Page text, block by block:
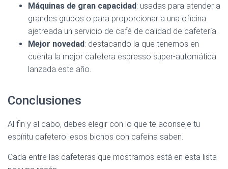
Máquinas de gran capacidad: usadas para atender a
grandes grupos o para proporcionar a una oficina
ajetreada un servicio de café de calidad de cafetería.
Mejor novedad: destacando la que tenemos en
cuenta la mejor cafetera espresso super-automática
lanzada este año.
Conclusiones
Al fin y al cabo, debes elegir con lo que te aconseje tu
espíritu cafetero: esos bichos con cafeína saben.
Cada entre las cafeteras que mostramos está en esta lista